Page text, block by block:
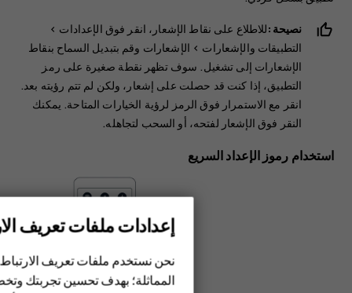
الهواتف المميزة
نصيحة:للاطلاع على نقاط الإشعار، انقر فوق الإعدادات >
‬‏‫التطبيقات والإشعارات > ‬‏‫الإشعارات وقم بتبديل السماح بنقاط
الإشعارات إلى تشغيل. سوف تظهر نقطة صغيرة على رمز
التطبيق، إذا كنت قد حصلت على إشعار، ولكن لم تتم رؤيته بعد.
انقر مع الاستمرار فوق الرمز لرؤية الخيارات المتاحة. يمكنك
النقر فوق الإشعار لفتحه، أو السحب لتجاهله.
استخدام رموز الإعداد السريع
إعدادات ملفات تعريف
نحن نستخدم ملفات تعريف
المماثلة؛ بهدف تحسين تجربتك